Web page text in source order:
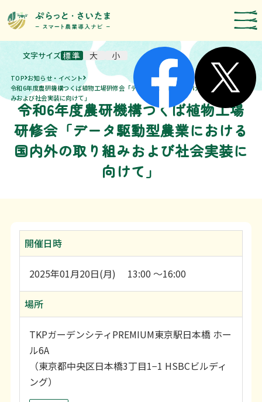
スマート農業技術の紹介
導入事例
農機メーカー検索
お知らせ・イベント
補助・支援制度
埼玉県のスマート農業の取組
利用上の注意等
お問い合わせ
TOP お知らせ・イベント
令和6年度農研機構つくば植物工場研修会「データ駆動型農業における国内外の取り組
みおよび社会実装に向けて」
文字サイズ標準 大 小
令和6年度農研機構つくば植物工場
研修会「データ駆動型農業における
国内外の取り組みおよび社会実装に
向けて」
開催日時
2025年01月20日(月) 13:00 〜16:00
場所
TKPガーデンシティPREMIUM東京駅日本橋 ホー
ル6A
（東京都中央区日本橋3丁目1−1 HSBCビルディ
ング）